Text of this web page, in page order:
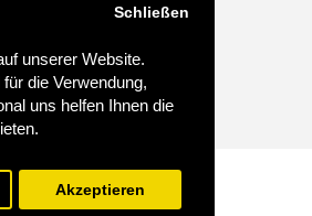
unserer Website.
die Verwendung,
uns helfen Ihnen die
Schließen
Akzeptieren
Biostoffe.at - 2025